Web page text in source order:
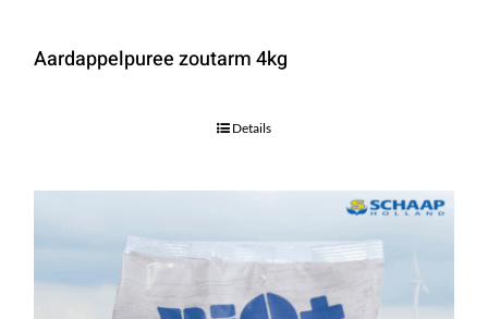
Aardappelpuree zoutarm 4kg
Details